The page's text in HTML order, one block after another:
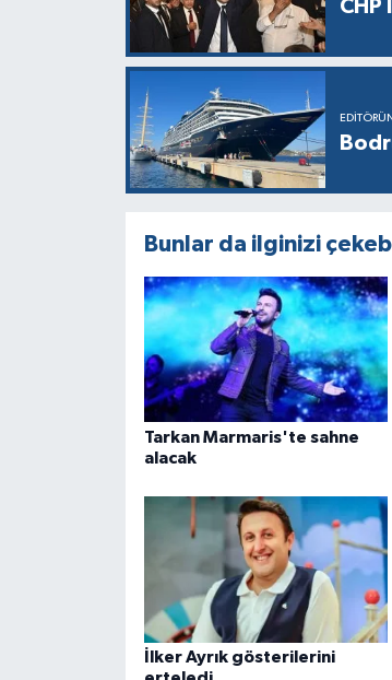
Bunlar da ilginizi
Tarkan Marmaris'te sahne
alacak
İlker Ayrık gösterilerini